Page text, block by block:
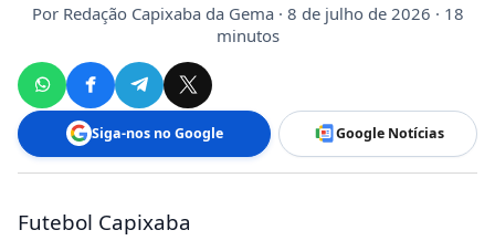
Por Redação Capixaba da Gema· 8 de julho de 2026 · 18
minutos
Siga-nos no Google Google Notícias
Futebol Capixaba